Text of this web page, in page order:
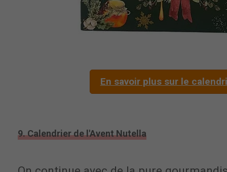
En savoir plus sur le
9. Calendrier de l'Avent Nutella